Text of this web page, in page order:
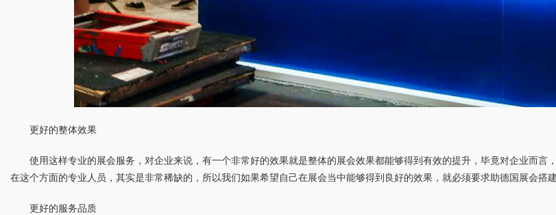
更好的整体效果
使用这样专业的展会服务，对企业来说，有一个非常好的效果就是整体的展会效果都能够得到有效的提升，毕竟对企业而
在这个方面的专业人员，其实是非常稀缺的，所以我们如果希望自己在展会当中能够得到良好的效果，就必须要求助德国展会搭
更好的服务品质